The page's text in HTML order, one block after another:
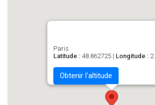
Paris
Latitude : 48.862725 | Longitude :
Obtenir l'altitude